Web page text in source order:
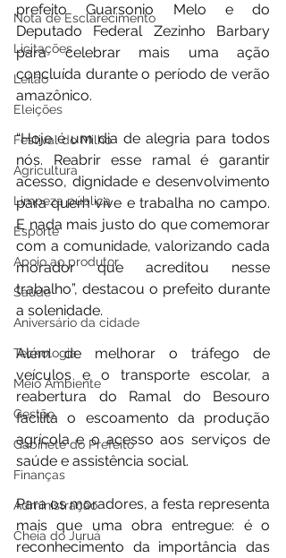
Nota de Esclarecimento
Licitações
Leilão
Eleições
Festival do Milho
Agricultura
Limpeza pública
Esporte
Apoio ao produtor
Saúde
Aniversário da cidade
Tecnologia
Meio Ambiente
Gestão
Gabinete do Prefeito
Finanças
Administração
Cheia do Juruá
prefeito Guarsonio Melo e do
Deputado Federal Zezinho Barbary
para celebrar mais uma ação
concluída durante o período de verão
amazônico.
“Hoje é um dia de alegria para todos
nós. Reabrir esse ramal é garantir
acesso, dignidade e desenvolvimento
para quem vive e trabalha no campo.
E nada mais justo do que comemorar
com a comunidade, valorizando cada
morador que acreditou nesse
trabalho”, destacou o prefeito durante
a solenidade.
Além de melhorar o tráfego de
veículos e o transporte escolar, a
reabertura do Ramal do Besouro
facilita o escoamento da produção
agrícola e o acesso aos serviços de
saúde e assistência social.
Para os moradores, a festa representa
mais que uma obra entregue: é o
reconhecimento da importância das